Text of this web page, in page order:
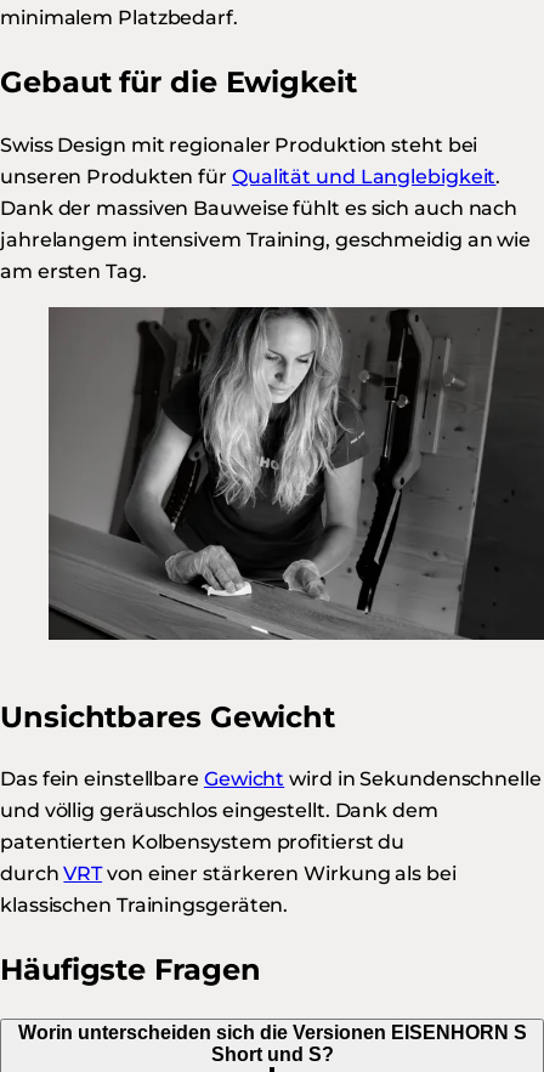
minimalem Platzbedarf.
Gebaut für die Ewigkeit
Swiss Design mit regionaler Produktion steht bei
unseren Produkten für Qualität und Langlebigkeit.
Dank der massiven Bauweise fühlt es sich auch nach
jahrelangem intensivem Training, geschmeidig an wie
am ersten Tag.
Unsichtbares Gewicht
Das fein einstellbare Gewicht wird in Sekundenschnelle
und völlig geräuschlos eingestellt. Dank dem
patentierten Kolbensystem profitierst du
durchVRTvon einer stärkeren Wirkung als bei
klassischen Trainingsgeräten.
Häufigste Fragen
Worin unterscheiden sich die Versionen EISENHORN S
Short und S?